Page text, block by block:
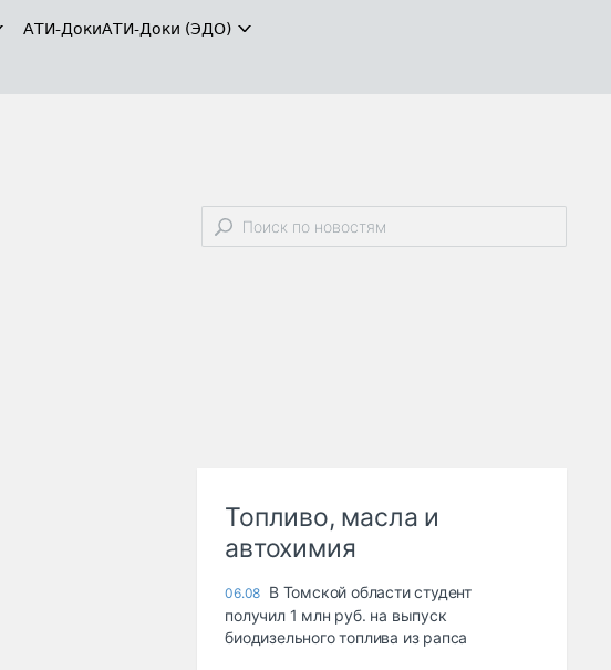
АТИ-ДокиАТИ-Доки (ЭДО)
Топливо, масла и
автохимия
06.08 В Томской области студент
получил 1 млн руб. на выпуск
биодизельного топлива из рапса